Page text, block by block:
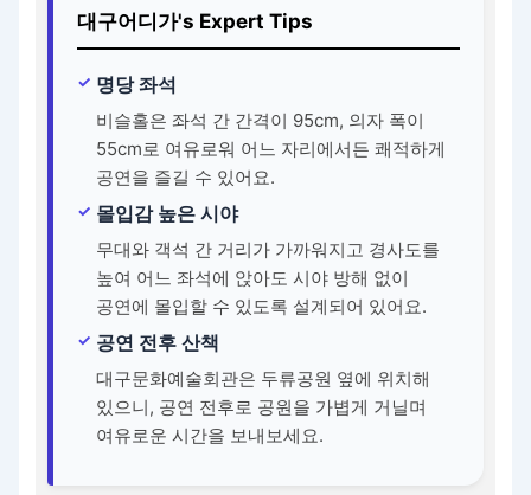
대구어디가's Expert Tips
명당 좌석
비슬홀은 좌석 간 간격이 95cm, 의자 폭이
55cm로 여유로워 어느 자리에서든 쾌적하게
공연을 즐길 수 있어요.
몰입감 높은 시야
무대와 객석 간 거리가 가까워지고 경사도를
높여 어느 좌석에 앉아도 시야 방해 없이
공연에 몰입할 수 있도록 설계되어 있어요.
공연 전후 산책
대구문화예술회관은 두류공원 옆에 위치해
있으니, 공연 전후로 공원을 가볍게 거닐며
여유로운 시간을 보내보세요.